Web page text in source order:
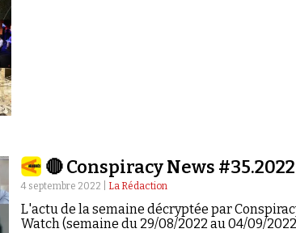
🔴 Conspiracy News #35.2022
4 septembre 2022 | La Rédaction
L'actu de la semaine décryptée par
Watch (semaine du 29/08/2022 au 04/09/